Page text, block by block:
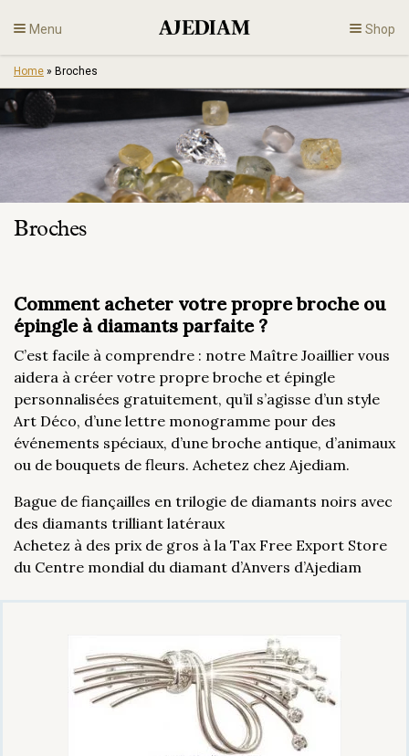
to
content
Menu Shop
Diamants
Fiançailles
Fr
Home » Broches
Broches
Comment acheter votre propre broche ou
épingle à diamants parfaite ?
C’est facile à comprendre : notre Maître Joaillier vous
aidera à créer votre propre broche et épingle
personnalisées gratuitement, qu’il s’agisse d’un style
Art Déco, d’une lettre monogramme pour des
événements spéciaux, d’une broche antique, d’animaux
ou de bouquets de fleurs. Achetez chez Ajediam.
Bague de fiançailles en trilogie de diamants noirs avec
des diamants trilliant latéraux
Achetez à des prix de gros à la Tax Free Export Store
du Centre mondial du diamant d’Anvers d’Ajediam